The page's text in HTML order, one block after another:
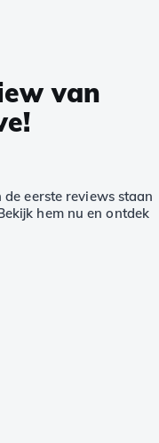
van
eerste reviews staan
hem nu en ontdek